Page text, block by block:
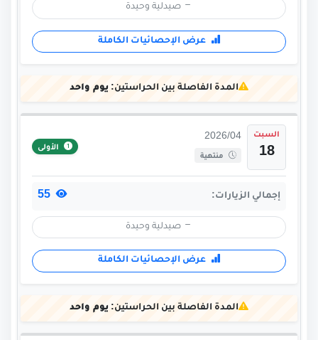
صيدلية وحيدة
عرض الإحصائيات الكاملة
المدة الفاصلة بين الحراستين: يوم واحد
السبت
18
2026/04
منتهية
الأولى
إجمالي الزيارات:
صيدلية وحيدة
عرض الإحصائيات الكاملة
المدة الفاصلة بين الحراستين: يوم واحد